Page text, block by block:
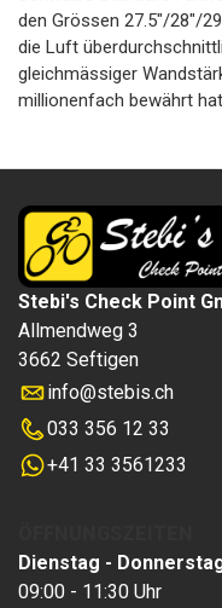
den Grössen 27.5"/28"/
die Luft
gleichmässiger
millionenfach bewährt
Stebi's Check Point
Allmendweg 3
3662 Seftigen
info@stebis.ch
033 356 12 33
+41 33 3561233
Dienstag -
09:00 - 11:30 Uhr